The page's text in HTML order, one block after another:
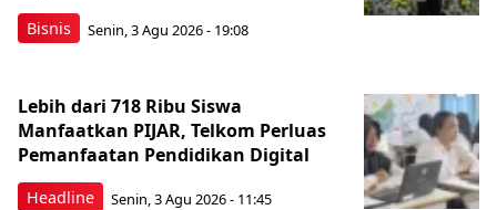
Bisnis Senin, 3 Agu 2026 - 19:08
Headline
Lebih dari 718 Ribu Siswa
Manfaatkan PIJAR, Telkom Perluas
Pemanfaatan Pendidikan Digital
Senin, 3 Agu 2026 - 11:45